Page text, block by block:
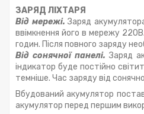
ЗАРЯД ЛІХТАРЯ
Від мережі. Заряд
ввімкнення його в мережу
годин. Після повного заряду
Від сонячної панелі. Заряд
індикатор буде постійно
темніше. Час заряду від
Вбудований акумулятор
акумулятор перед першим